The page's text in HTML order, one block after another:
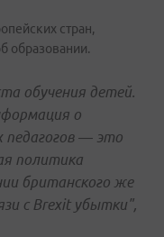
стран,
образовании.
обучения детей.
о
педагогов — это
политика
британского же
с Brexit убытки",